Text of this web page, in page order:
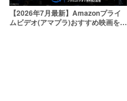
【2026年7月最新】Amazonプライ
ムビデオ(アマプラ)おすすめ映画を厳